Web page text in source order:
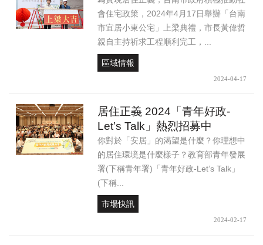
會住宅政策，2024年4月17日舉辦「台南
市宜居小東公宅」上梁典禮，市長黃偉哲
親自主持祈求工程順利完工，...
區域情報
2024-04-17
居住正義 2024「青年好政-
Let’s Talk」熱烈招募中
你對於「安居」的渴望是什麼？你理想中
的居住環境是什麼樣子？教育部青年發展
署(下稱青年署)「青年好政-Let’s Talk」
(下稱...
市場快訊
2024-02-17